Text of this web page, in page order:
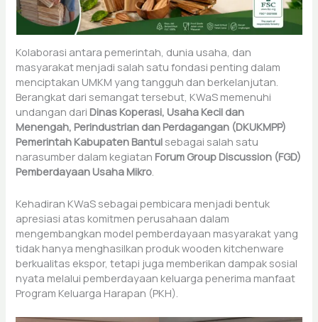
Kolaborasi antara pemerintah, dunia usaha, dan
masyarakat menjadi salah satu fondasi penting dalam
menciptakan UMKM yang tangguh dan berkelanjutan.
Berangkat dari semangat tersebut, KWaS memenuhi
undangan dari Dinas Koperasi, Usaha Kecil dan
Menengah, Perindustrian dan Perdagangan (DKUKMPP)
Pemerintah Kabupaten Bantul sebagai salah satu
narasumber dalam kegiatan Forum Group Discussion (FGD)
Pemberdayaan Usaha Mikro.
Kehadiran KWaS sebagai pembicara menjadi bentuk
apresiasi atas komitmen perusahaan dalam
mengembangkan model pemberdayaan masyarakat yang
tidak hanya menghasilkan produk wooden kitchenware
berkualitas ekspor, tetapi juga memberikan dampak sosial
nyata melalui pemberdayaan keluarga penerima manfaat
Program Keluarga Harapan (PKH).